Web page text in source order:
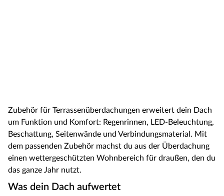
Zubehör für Terrassenüberdachungen erweitert dein Dach
um Funktion und Komfort: Regenrinnen, LED-Beleuchtung,
Beschattung, Seitenwände und Verbindungsmaterial. Mit
dem passenden Zubehör machst du aus der Überdachung
einen wettergeschützten Wohnbereich für draußen, den du
das ganze Jahr nutzt.
Was dein Dach aufwertet